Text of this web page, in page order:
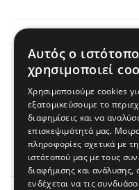
Δανία: Τρίτη
Φρεντέρικσεν,
Συμεών Κεδίκογλου
να μείνει
Αυτός ο
χρησιμοποιεί
Χρησιμοποιούμε cookies
εξατομικεύσουμε το
διαφημίσεις και να
επισκεψιμότητά μας.
πληροφορίες σχετικά με
ιστότοπού μας με τους
διαφήμισης και ανάλυσης,
ενδέχεται να τις